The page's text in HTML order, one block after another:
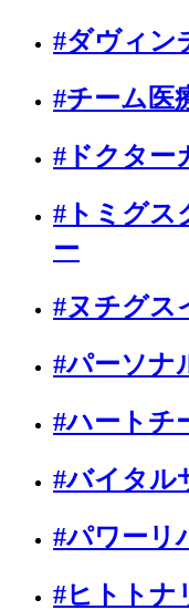
#ダヴィン
#チーム医
#ドクター
#トミグス
ー
#ヌチグス
#パーソナ
#ハートチ
#バイタル
#パワーリ
#ヒトトナ